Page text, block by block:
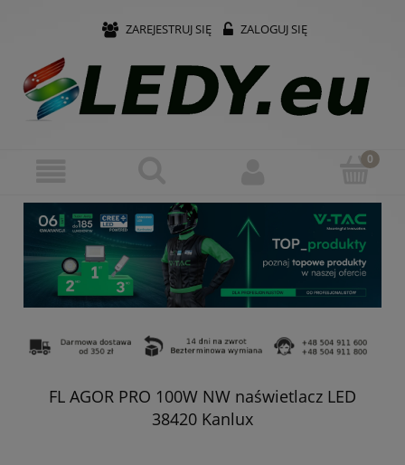
ZAREJESTRUJ SIĘ ZALOGUJ SIĘ
FL AGOR PRO 100W NW naświetlacz LED
38420 Kanlux